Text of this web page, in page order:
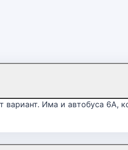
Има и автобуса 6A,